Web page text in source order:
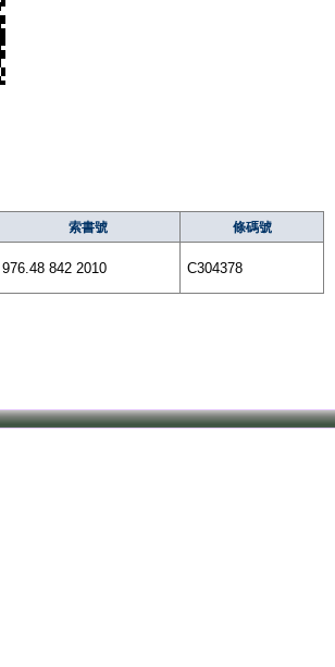
索書號 條碼號
976.48 842 2010 C304378